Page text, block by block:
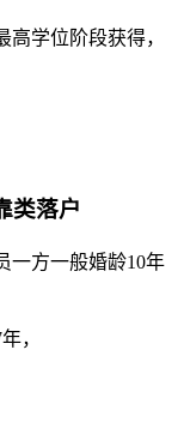
高学位阶段获得，
类落户
一方一般婚龄10年
，